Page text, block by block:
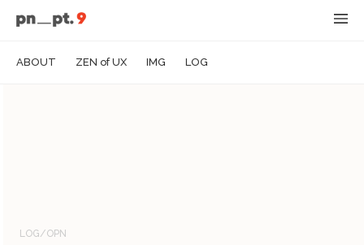
ABOUT ZEN of UX IMG LOG
LOG/OPN